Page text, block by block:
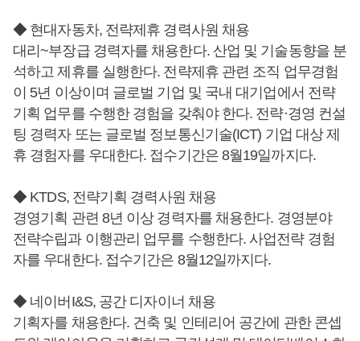
◆ 현대자동차, 전략제휴 경력사원 채용
대리~부장급 경력자를 채용한다. 산업 및 기술동향을 분
석하고 제휴를 실행한다. 전략제휴 관련 조직 업무경험
이 5년 이상이며 글로벌 기업 및 국내 대기업에서 전략
기획 업무를 수행한 경험을 갖춰야 한다. 전략·경영 컨설
팅 경력자 또는 글로벌 정보통신기술(ICT) 기업 대상 제
휴 경험자를 우대한다. 접수기간은 8월19일까지다.
◆ KTDS, 전략기획 경력사원 채용
경영기획 관련 8년 이상 경력자를 채용한다. 경영분야
전략수립과 이행관리 업무를 수행한다. 사업전략 경험
자를 우대한다. 접수기간은 8월12일까지다.
◆ 네이버I&S, 공간 디자이너 채용
기획자를 채용한다. 건축 및 인테리어 공간에 관한 콘셉